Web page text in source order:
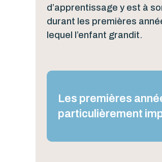
d’apprentissage y est à
durant les premières
lequel l’enfant grandit.
Les premières
particulièrement